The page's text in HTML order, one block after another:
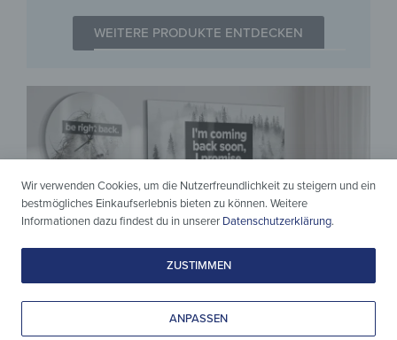
WEITERE PRODUKTE ENTDECKEN
Wir verwenden Cookies, um die Nutzerfreundlichkeit zu steigern und ein
bestmögliches Einkaufserlebnis bieten zu können. Weitere
Informationen dazu findest du in unserer Datenschutzerklärung.
ZUSTIMMEN
ANPASSEN